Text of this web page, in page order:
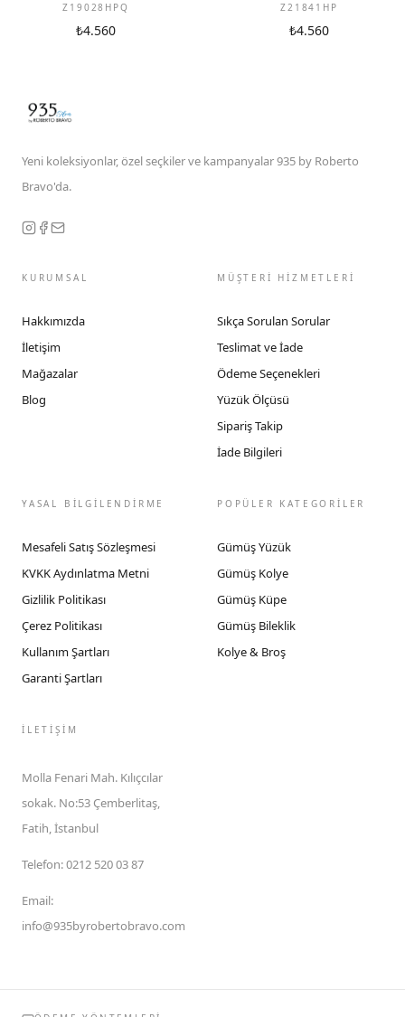
Z19028HPQ
₺4.560
Z21841HP
₺4.560
Yeni koleksiyonlar, özel seçkiler ve kampanyalar 935 by Roberto
Bravo'da.
KURUMSAL
Hakkımızda
İletişim
Mağazalar
Blog
MÜŞTERİ HİZMETLERİ
Sıkça Sorulan Sorular
Teslimat ve İade
Ödeme Seçenekleri
Yüzük Ölçüsü
Sipariş Takip
İade Bilgileri
YASAL BİLGİLENDİRME
Mesafeli Satış Sözleşmesi
KVKK Aydınlatma Metni
Gizlilik Politikası
Çerez Politikası
Kullanım Şartları
Garanti Şartları
POPÜLER KATEGORİLER
Gümüş Yüzük
Gümüş Kolye
Gümüş Küpe
Gümüş Bileklik
Kolye & Broş
İLETIŞIM
Molla Fenari Mah. Kılıçcılar
sokak. No:53 Çemberlitaş,
Fatih, İstanbul
Telefon:0212 520 03 87
Email:
info@935byrobertobravo.com